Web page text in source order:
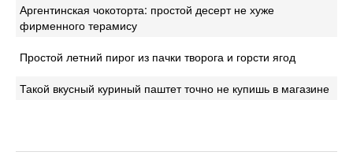
Аргентинская чокоторта: простой десерт не хуже
фирменного терамису
Простой летний пирог из пачки творога и горсти ягод
Такой вкусный куриный паштет точно не купишь в магазине